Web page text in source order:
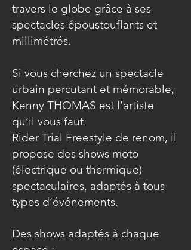
travers le globe grâce à ses
spectacles époustouflants et
millimétrés.
Si vous cherchez un spectacle
urbain percutant et mémorable,
Kenny THOMAS est l’artiste
qu’il vous faut.
Rider Trial Freestyle de renom, il
propose des shows moto
(électrique ou thermique)
spectaculaires, adaptés à tous
types d’événements.
Des shows adaptés à chaque